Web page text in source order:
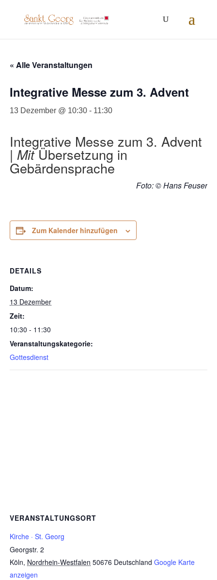
springen
« Alle Veranstaltungen
Integrative Messe zum 3. Advent
13 Dezember @ 10:30 - 11:30
Integrative Messe zum 3. Advent
| MitÜbersetzung in
Gebärdensprache
Foto: © Hans Feuser
Zum Kalender hinzufügen
DETAILS
Datum:
13 Dezember
Zeit:
10:30 - 11:30
Veranstaltungskategorie:
Gottesdienst
VERANSTALTUNGSORT
Kirche · St. Georg
Georgstr. 2
Köln, Nordrhein-Westfalen 50676 Deutschland Google Karte
anzeigen